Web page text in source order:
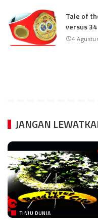
Tale of
versus 34
4
JANGAN
TINJU DUNIA